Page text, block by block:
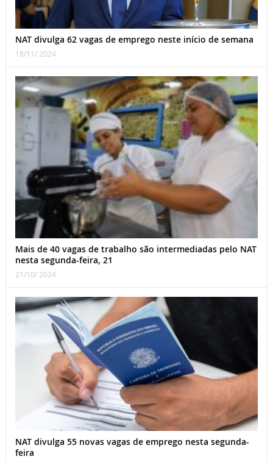
NAT divulga 62 vagas de emprego neste início de semana
18/11/ 2024
Mais de 40 vagas de trabalho são intermediadas pelo NAT
nesta segunda-feira, 21
21/10/ 2024
NAT divulga 55 novas vagas de emprego nesta segunda-
feira